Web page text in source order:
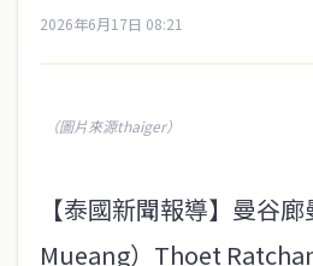
2026年6月17日 08:21
（圖片來源thaiger）
【泰國新聞報導】曼谷
Mueang）Thoet